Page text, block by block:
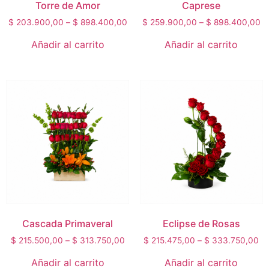
Torre de Amor
$ 203.900,00 – $ 898.400,00
Añadir al carrito
Caprese
$ 259.900,00 – $ 898.400,00
Añadir al carrito
Cascada Primaveral
$ 215.500,00 – $ 313.750,00
Añadir al carrito
Eclipse de Rosas
$ 215.475,00 – $ 333.750,00
Añadir al carrito